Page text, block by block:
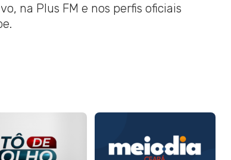
na Plus FM e nos perfis oficiais